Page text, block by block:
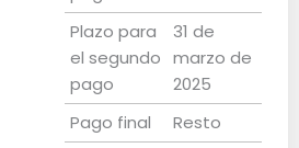
Plazo para
el segundo
pago
31 de
marzo de
2025
Pago final
Resto